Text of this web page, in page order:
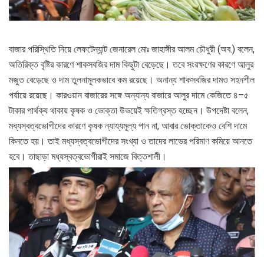
বাজার পরিস্থিতি নিয়ে লেফটেন্যান্ট জেনারেল মোঃ জাহাঙ্গীর আলম চৌধুরী (অব.) বলেন,
অতিরিক্ত বৃষ্টির কারণে শাকসবজির দাম কিছুটা বেড়েছে। তবে সংরক্ষণের কারণে আলুর
মজুত বেড়েছে ও দাম তুলনামূলকভাবে কম রয়েছে। অনান্য শাকসবজির দামও সহনশীল
পর্যায়ে রয়েছে। কারওয়ান বাজারের সঙ্গে অন্যান্য বাজারে আলুর দামে কেজিতে ৪–৫
টাকার পার্থক্য থাকায় কৃষক ও ভোক্তা উভয়েই ক্ষতিগ্রস্ত হচ্ছেন। উপদেষ্টা বলেন,
মধ্যস্বত্বভোগীদের কারণে কৃষক ন্যায্যমূল্য পান না, আবার ভোক্তাকেও বেশি দামে
কিনতে হয়। তাই মধ্যস্বত্বভোগীদের সংখ্যা ও তাদের লাভের পরিমাণ কমিয়ে আনতে
হবে। তাছাড়া মধ্যস্বত্বভোগীরাই সমাজে বিত্তশালী।